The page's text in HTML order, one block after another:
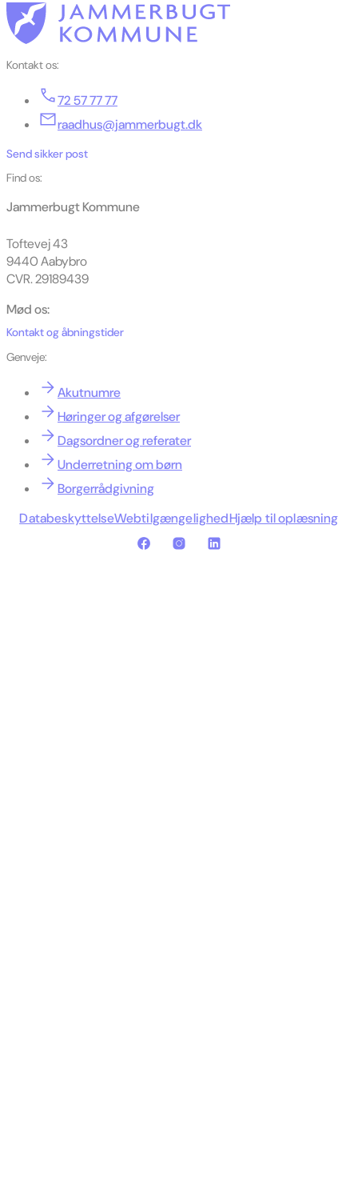
Kontakt os:
72 57 77 77
raadhus@jammerbugt.dk
Send sikker post
Find os:
Jammerbugt Kommune
Toftevej 43
9440 Aabybro
CVR. 29189439
Mød os:
Kontakt og åbningstider
Genveje:
Akutnumre
Høringer og afgørelser
Dagsordner og referater
Underretning om børn
Borgerrådgivning
DatabeskyttelseWebtilgængelighedHjælp til oplæsning